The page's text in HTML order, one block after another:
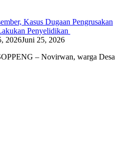
Kasus Dugaan Pengrusakan
Penyelidikan
2026Juni 25, 2026
– Novirwan, warga Desa